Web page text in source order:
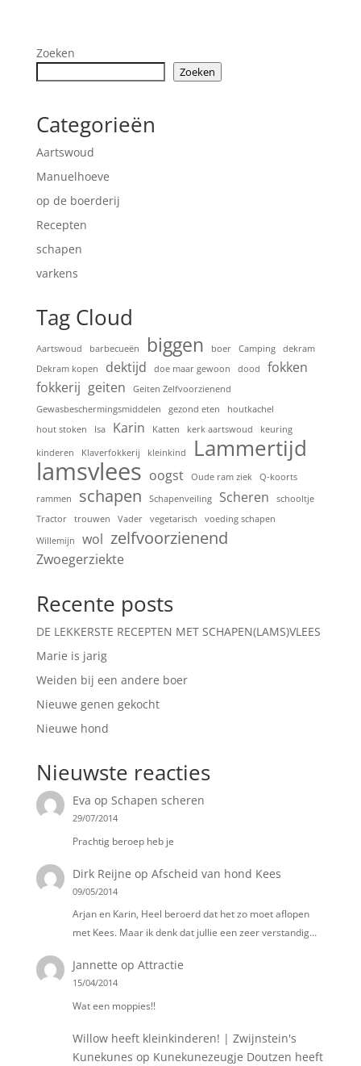
Zoeken
Zoeken
Categorieën
Aartswoud
Manuelhoeve
op de boerderij
Recepten
schapen
varkens
Tag Cloud
Aartswoud barbecueën biggen boer Camping
dekram
Dekram kopen
dektijd doe maar gewoon dood
fokken
fokkerij geiten
Geiten Zelfvoorzienend
Gewasbeschermingsmiddelen
gezond eten
houtkachel
hout stoken
Isa Karin Katten kerk aartswoud keuring
kinderen Klaverfokkerij kleinkind Lammertijd
lamsvlees oogst Oude ram ziek
Q-koorts
rammen
schapen Schapenveiling Scheren
schooltje
Tractor
trouwen Vader vegetarisch
voeding schapen
Willemijn
wol zelfvoorzienend
Zwoegerziekte
Recente posts
DE LEKKERSTE RECEPTEN MET SCHAPEN(LAMS)VLEES
Marie is jarig
Weiden bij een andere boer
Nieuwe genen gekocht
Nieuwe hond
Nieuwste reacties
Eva opSchapen scheren
29/07/2014
Prachtig beroep heb je
Dirk Reijne opAfscheid van hond Kees
09/05/2014
Arjan en Karin, Heel beroerd dat het zo moet aflopen
met Kees. Maar ik denk dat jullie een zeer verstandig…
Jannette opAttractie
15/04/2014
Wat een moppies!!
Willow heeft kleinkinderen! | Zwijnstein's
Kunekunes op Kunekunezeugje Doutzen heeft